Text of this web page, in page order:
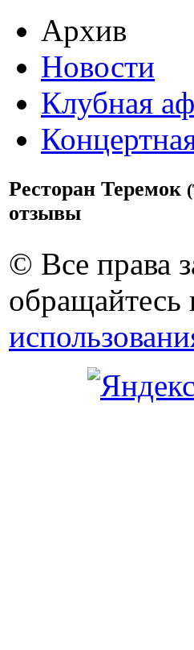
Архив
Новости
Клубная
Ресторан Теремок
отзывы
© Все права